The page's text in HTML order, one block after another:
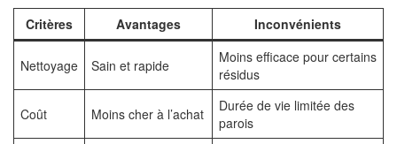
Critères
Avantages Inconvénients
Nettoyage Sain et rapide
Moins efficace pour certains
résidus
Coût Moins cher à l’achat
Durée de vie limitée des
parois